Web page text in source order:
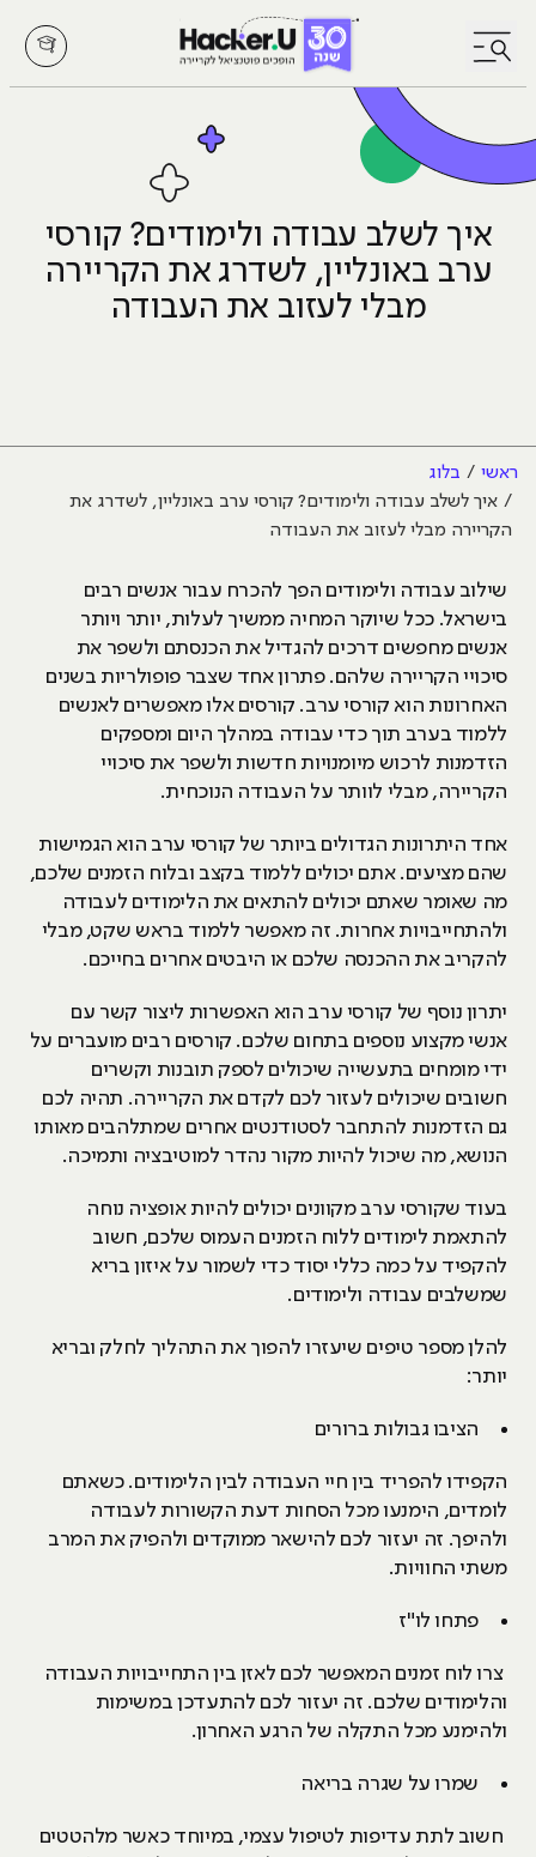
לחץ לפתיחת/סגירת תפריט
איך לשלב עבודה ולימודים? קורסי
ערב באונליין, לשדרג את הקריירה
מבלי לעזוב את העבודה
ראשי
בלוג
איך לשלב עבודה ולימודים? קורסי ערב באונליין, לשדרג את
הקריירה מבלי לעזוב את העבודה
שילוב עבודה ולימודים הפך להכרח עבור אנשים רבים
בישראל. ככל שיוקר המחיה ממשיך לעלות, יותר ויותר
אנשים מחפשים דרכים להגדיל את הכנסתם ולשפר את
סיכויי הקריירה שלהם. פתרון אחד שצבר פופולריות בשנים
האחרונות הוא קורסי ערב. קורסים אלו מאפשרים לאנשים
ללמוד בערב תוך כדי עבודה במהלך היום ומספקים
הזדמנות לרכוש מיומנויות חדשות ולשפר את סיכויי
הקריירה, מבלי לוותר על העבודה הנוכחית.
אחד היתרונות הגדולים ביותר של קורסי ערב הוא הגמישות
שהם מציעים. אתם יכולים ללמוד בקצב ובלוח הזמנים שלכם,
מה שאומר שאתם יכולים להתאים את הלימודים לעבודה
ולהתחייבויות אחרות. זה מאפשר ללמוד בראש שקט, מבלי
להקריב את ההכנסה שלכם או היבטים אחרים בחייכם.
יתרון נוסף של קורסי ערב הוא האפשרות ליצור קשר עם
אנשי מקצוע נוספים בתחום שלכם. קורסים רבים מועברים על
ידי מומחים בתעשייה שיכולים לספק תובנות וקשרים
חשובים שיכולים לעזור לכם לקדם את הקריירה. תהיה לכם
גם הזדמנות להתחבר לסטודנטים אחרים שמתלהבים מאותו
הנושא, מה שיכול להיות מקור נהדר למוטיבציה ותמיכה.
בעוד שקורסי ערב מקוונים יכולים להיות אופציה נוחה
להתאמת לימודים ללוח הזמנים העמוס שלכם, חשוב
להקפיד על כמה כללי יסוד כדי לשמור על איזון בריא
שמשלבים עבודה ולימודים.
להלן מספר טיפים שיעזרו להפוך את התהליך לחלק ובריא
יותר:
הציבו גבולות ברורים
הקפידו להפריד בין חיי העבודה לבין הלימודים. כשאתם
לומדים, הימנעו מכל הסחות דעת הקשורות לעבודה
ולהיפך. זה יעזור לכם להישאר ממוקדים ולהפיק את המרב
משתי החוויות.
פתחו לו"ז
צרו לוח זמנים המאפשר לכם לאזן בין התחייבויות העבודה
והלימודים שלכם. זה יעזור לכם להתעדכן במשימות
ולהימנע מכל התקלה של הרגע האחרון.
שמרו על שגרה בריאה
חשוב לתת עדיפות לטיפול עצמי, במיוחד כאשר מלהטטים